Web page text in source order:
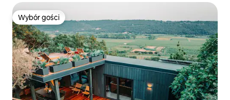
Wybór gości
Wybór gości